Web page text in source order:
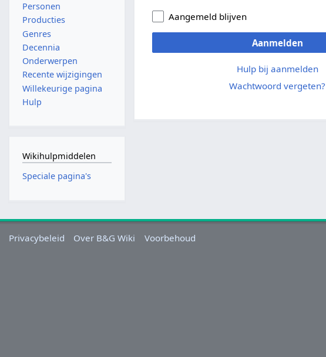
Aangemeld blijven
Aanmelden
Hulp bij aanmelden
Wachtwoord vergeten?
Personen
Producties
Genres
Decennia
Onderwerpen
Recente wijzigingen
Willekeurige pagina
Hulp
Wikihulpmiddelen
Speciale pagina's
Privacybeleid Over B&G Wiki Voorbehoud